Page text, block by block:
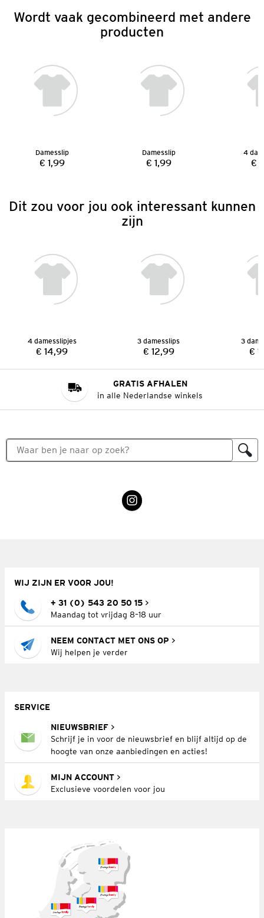
Wordt vaak gecombineerd met andere
producten
Damesslip
Prijs:
€ 1,99
Damesslip
Prijs:
€ 1,99
4
€
Dit zou voor jou ook interessant kunnen
zijn
4 damesslipjes
Prijs:
€ 14,99
3 damesslips
Prijs:
€ 12,99
3
€
GRATIS AFHALEN
in alle Nederlandse winkels
WIJ ZIJN ER VOOR JOU!
+ 31 (0) 543 20 50 15
Maandag tot vrijdag 8–18 uur
NEEM CONTACT MET ONS OP
Wij helpen je verder
SERVICE
NIEUWSBRIEF
Schrijf je in voor de nieuwsbrief en blijf altijd op de
hoogte van onze aanbiedingen en acties!
MIJN ACCOUNT
Exclusieve voordelen voor jou